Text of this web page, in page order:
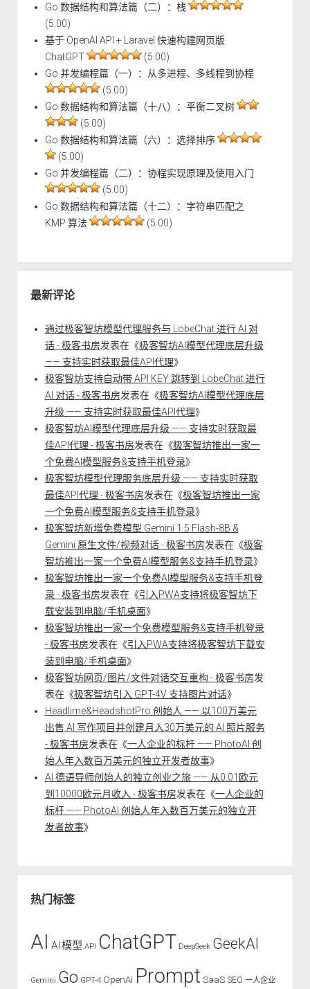
Go 数据结构和算法篇（二）：栈
(5.00)
基于 OpenAI API + Laravel 快速构建网页版
ChatGPT
(5.00)
Go 并发编程篇（一）：从多进程、多线程到协程
(5.00)
Go 数据结构和算法篇（十八）：平衡二叉树
(5.00)
Go 数据结构和算法篇（六）：选择排序
(5.00)
Go 并发编程篇（二）：协程实现原理及使用入门
(5.00)
Go 数据结构和算法篇（十二）：字符串匹配之
KMP 算法
(5.00)
最新评论
通过极客智坊模型代理服务与 LobeChat 进行 AI 对
话 - 极客书房发表在《极客智坊AI模型代理底层升级
—— 支持实时获取最佳API代理》
极客智坊支持自动带 API KEY 跳转到 LobeChat 进行
AI 对话 - 极客书房发表在《极客智坊AI模型代理底层
升级 —— 支持实时获取最佳API代理》
极客智坊AI模型代理底层升级 —— 支持实时获取最
佳API代理 - 极客书房发表在《极客智坊推出一家一
个免费AI模型服务&支持手机登录》
极客智坊模型代理服务底层升级 —— 支持实时获取
最佳API代理 - 极客书房发表在《极客智坊推出一家
一个免费AI模型服务&支持手机登录》
极客智坊新增免费模型 Gemini 1.5 Flash-8B &
Gemini 原生文件/视频对话 - 极客书房发表在《极客
智坊推出一家一个免费AI模型服务&支持手机登录》
极客智坊推出一家一个免费AI模型服务&支持手机登
录 - 极客书房发表在《引入PWA支持将极客智坊下
载安装到电脑/手机桌面》
极客智坊推出一家一个免费模型服务&支持手机登录
- 极客书房发表在《引入PWA支持将极客智坊下载安
装到电脑/手机桌面》
极客智坊网页/图片/文件对话交互重构 - 极客书房发
表在《极客智坊引入 GPT-4V 支持图片对话》
Headlime&HeadshotPro 创始人 —— 以100万美元
出售 AI 写作项目并创建月入30万美元的 AI 照片服务
- 极客书房发表在《一人企业的标杆 —— PhotoAI 创
始人年入数百万美元的独立开发者故事》
AI 德语导师创始人的独立创业之旅 —— 从0.01欧元
到10000欧元月收入 - 极客书房发表在《一人企业的
标杆 —— PhotoAI 创始人年入数百万美元的独立开
发者故事》
热门标签
AI AI模型 API ChatGPT DeepSeek GeekAI
Gemini Go GPT-4 OpenAI Prompt SaaS SEO 一人企业